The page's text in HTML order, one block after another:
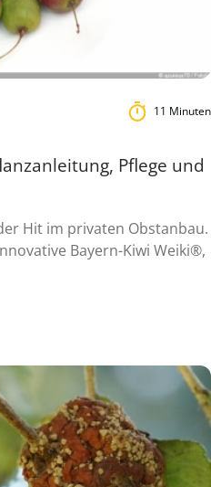
11 Minuten
Pflege und
Hit im privaten Obstanbau.
Bayern-Kiwi Weiki®,